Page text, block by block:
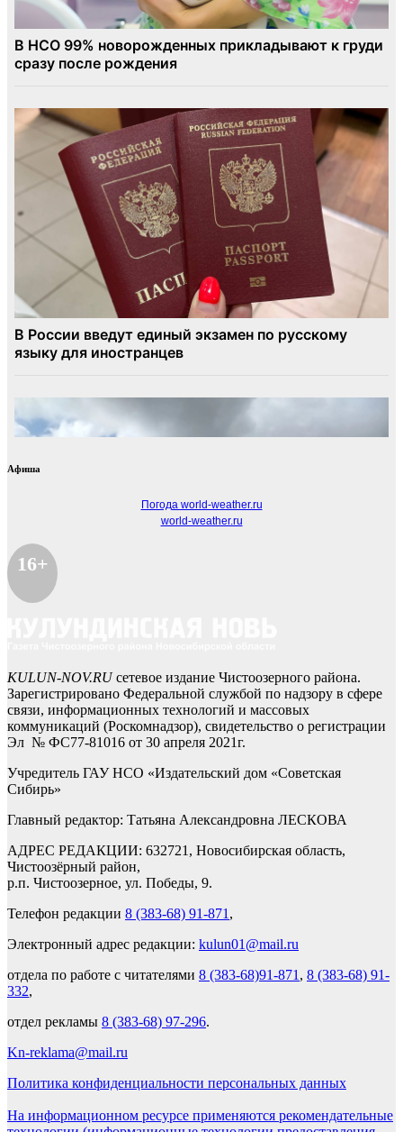
Афиша
Погода world-weather.ru
world-weather.ru
16+
KULUN-NOV.RUсетевое издание Чистоозерного района.
Зарегистрировано Федеральной службой по надзору в сфере
связи, информационных технологий и массовых
коммуникаций (Роскомнадзор), свидетельство о регистрации
Эл № ФС77-81016 от 30 апреля 2021г.
Учредитель ГАУ НСО «Издательский дом «Советская
Сибирь»
Главный редактор: Татьяна Александровна ЛЕСКОВА
АДРЕС РЕДАКЦИИ: 632721, Новосибирская область,
Чистоозёрный район,
р.п. Чистоозерное, ул. Победы, 9.
Телефон редакции 8 (383-68) 91-871 ,
Электронный адрес редакции: kulun01@mail.ru
отдела по работе с читателями 8 (383-68)91-871 , 8 (383-68) 91-
332,
отдел рекламы 8 (383-68) 97-296.
Kn-reklama@mail.ru
Политика конфиденциальности персональных данных
На информационном ресурсе применяются рекомендательные